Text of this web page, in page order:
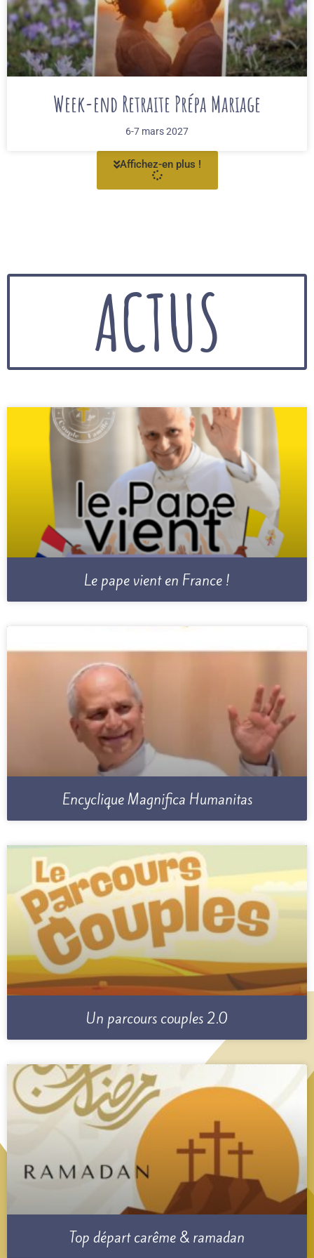
Week-end Retraite Prépa Mariage
6-7 mars 2027
Affichez-en plus !
Le pape vient en France !
Encyclique Magnifica Humanitas
Un parcours couples 2.0
Top départ carême & ramadan
ACTUS